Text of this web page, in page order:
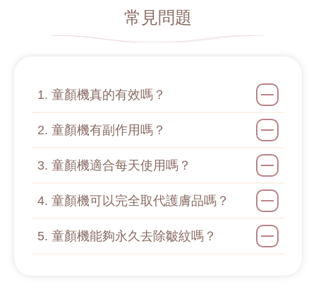
常見問題
1. 童顏機真的有效嗎？
2. 童顏機有副作用嗎？
3. 童顏機適合每天使用嗎？
4. 童顏機可以完全取代護膚品嗎？
5. 童顏機能夠永久去除皺紋嗎？